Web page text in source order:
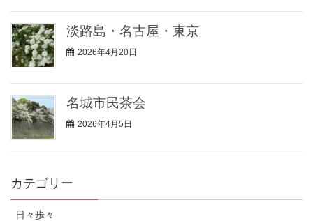
淡路島・名古屋・東京
2026年4月20日
名城市民茶会
2026年4月5日
カテゴリー
日々歩々